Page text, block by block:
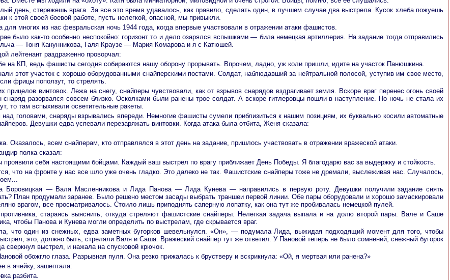
день, стережешь врага. За все это время удавалось, как правило, сделать один, в лучшем случае два выстрела. Кусок хлеба пожуешь
к этой своей боевой работе, пусть нелегкой, опасной, мы привыкли.
многих из нас февральская ночь 1944 года, когда впервые участвовали в отражении атаки фашистов.
было как-то особенно неспокойно: горизонт то и дело озарялся вспышками — била немецкая артиллерия. На задание тогда отправились
— Тоня Канунникова, Галя Краузе — Мария Комарова и я с Катюшей.
лейтенант раздраженно проворчал:
КП, ведь фашисты сегодня собираются нашу оборону прорывать. Впрочем, ладно, уж коли пришли, идите на участок Панюшкина.
этот участок с хорошо оборудованными снайперскими постами. Солдат, наблюдавший за нейтральной полосой, уступив им свое место,
фрицы поползут, то стрелять.
прицелов винтовок. Лежа на снегу, снайперы чувствовали, как от взрывов снарядов вздрагивает земля. Вскоре враг перенес огонь своей
разорвался совсем близко. Осколками были ранены трое солдат. А вскоре гитлеровцы пошли в наступление. Но ночь не стала их
то там вспыхивали осветительные ракеты.
головами, снаряды взрывались впереди. Немногие фашисты сумели приблизиться к нашим позициям, их буквально косили автоматные
Девушки едва успевали перезаряжать винтовки. Когда атака была отбита, Женя сказала:
Оказалось, всем снайперам, кто отправлялся в этот день на задание, пришлось участвовать в отражении вражеской атаки.
полка сказал:
себя настоящими бойцами. Каждый ваш выстрел по врагу приближает День Победы. Я благодарю вас за выдержку и стойкость.
что на фронте у нас все шло уже очень гладко. Это далеко не так. Фашистские снайперы тоже не дремали, выслеживая нас. Случалось,
Боровицкая — Валя Масленникова и Лида Панова — Лида Кунева — направились в первую роту. Девушки получили задание снять
План продумали заранее. Было решено местом засады выбрать траншеи первой линии. Обе пары оборудовали и хорошо замаскировали
врагом, все просматривалось. Стоило лишь приподнять саперную лопатку, как она тут же пробивалась немецкой пулей.
стараясь выяснить, откуда стреляют фашистские снайперы. Нелегкая задача выпала и на долю второй пары. Вале и Саше
чтобы Панова и Кунева могли определить по выстрелам, где скрывается враг.
что один из снежных, едва заметных бугорков шевельнулся. «Он», — подумала Лида, выжидая подходящий момент для того, чтобы
это, должно быть, стреляли Валя и Саша. Вражеский снайпер тут же ответил. У Пановой теперь не было сомнений, снежный бугорок
сверкнул выстрел, и нажала на спусковой крючок.
обожгло глаза. Разрывная пуля. Она резко прижалась к брустверу и вскрикнула: «Ой, я мертвая или ранена?»
в ячейку, зашептала:
разбита.